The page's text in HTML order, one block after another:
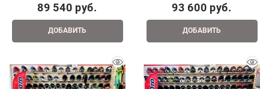
89 540 руб.
ДОБАВИТЬ
93 600 руб.
ДОБАВИТЬ